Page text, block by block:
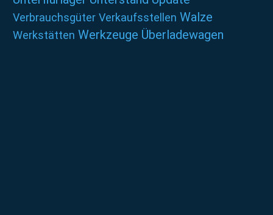
Verbrauchsgüter Verkaufsstellen Walze
Werkstätten Werkzeuge Überladewagen